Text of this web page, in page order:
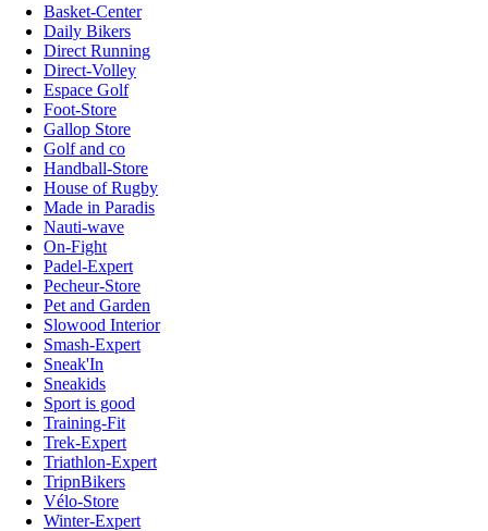
Basket-Center
Daily Bikers
Direct Running
Direct-Volley
Espace Golf
Foot-Store
Gallop Store
Golf and co
Handball-Store
House of Rugby
Made in Paradis
Nauti-wave
On-Fight
Padel-Expert
Pecheur-Store
Pet and Garden
Slowood Interior
Smash-Expert
Sneak'In
Sneakids
Sport is good
Training-Fit
Trek-Expert
Triathlon-Expert
TripnBikers
Vélo-Store
Winter-Expert